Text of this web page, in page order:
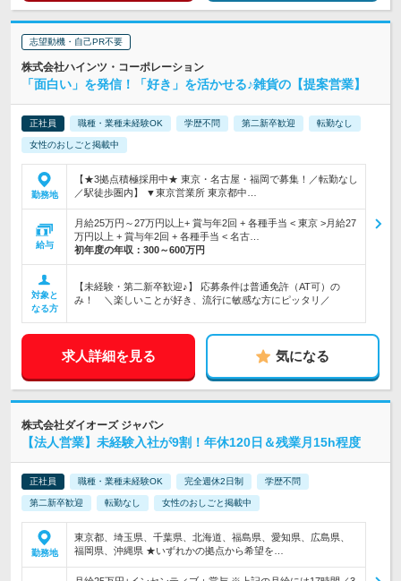
志望動機・自己PR不要
株式会社ハインツ・コーポレーション
「面白い」を発信！「好き」を活かせる♪雑貨の【提案営業】
正社員 職種・業種未経験OK 学歴不問 第二新卒歓迎 転勤なし
女性のおしごと掲載中
勤務地
【★3拠点積極採用中★ 東京・名古屋・福岡で募集！／転勤なし
／駅徒歩圏内】 ▼東京営業所 東京都中…
給与
月給25万円～27万円以上+ 賞与年2回 + 各種手当 < 東京 >月給27
万円以上 + 賞与年2回 + 各種手当 < 名古…
初年度の年収： 300～600万円
対象と
なる方
【未経験・第二新卒歓迎♪】 応募条件は普通免許（AT可）の
み！ ＼楽しいことが好き、流行に敏感な方にピッタリ／
求人詳細を見る 気になる
株式会社ダイオーズ ジャパン
【法人営業】未経験入社が9割！年休120日＆残業月15h程度
正社員 職種・業種未経験OK 完全週休2日制 学歴不問
第二新卒歓迎 転勤なし 女性のおしごと掲載中
勤務地
東京都、埼玉県、千葉県、北海道、福島県、愛知県、広島県、
福岡県、沖縄県 ★いずれかの拠点から希望を…